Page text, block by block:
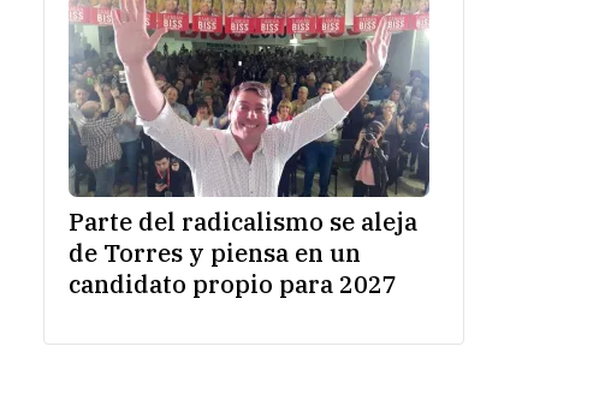
Parte del radicalismo se aleja
de Torres y piensa en un
candidato propio para 2027